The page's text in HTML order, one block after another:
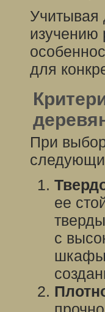
Учитывая
изучению
для
При
ее
с